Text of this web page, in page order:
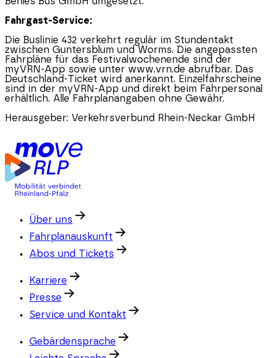
Fahrgast-Service:
Die Buslinie 432 verkehrt regulär im Stundentakt
zwischen Guntersblum und Worms. Die angepassten
Fahrpläne für das Festivalwochenende sind der
myVRN-App sowie unter www.vrn.de abrufbar. Das
Deutschland-Ticket wird anerkannt. Einzelfahrscheine
sind in der myVRN-App und direkt beim Fahrpersonal
erhältlich. Alle Fahrplanangaben ohne Gewähr.
Herausgeber: Verkehrsverbund Rhein-Neckar GmbH
Über uns
Fahrplanauskunft
Abos und Tickets
Karriere
Presse
Service und Kontakt
Gebärdensprache